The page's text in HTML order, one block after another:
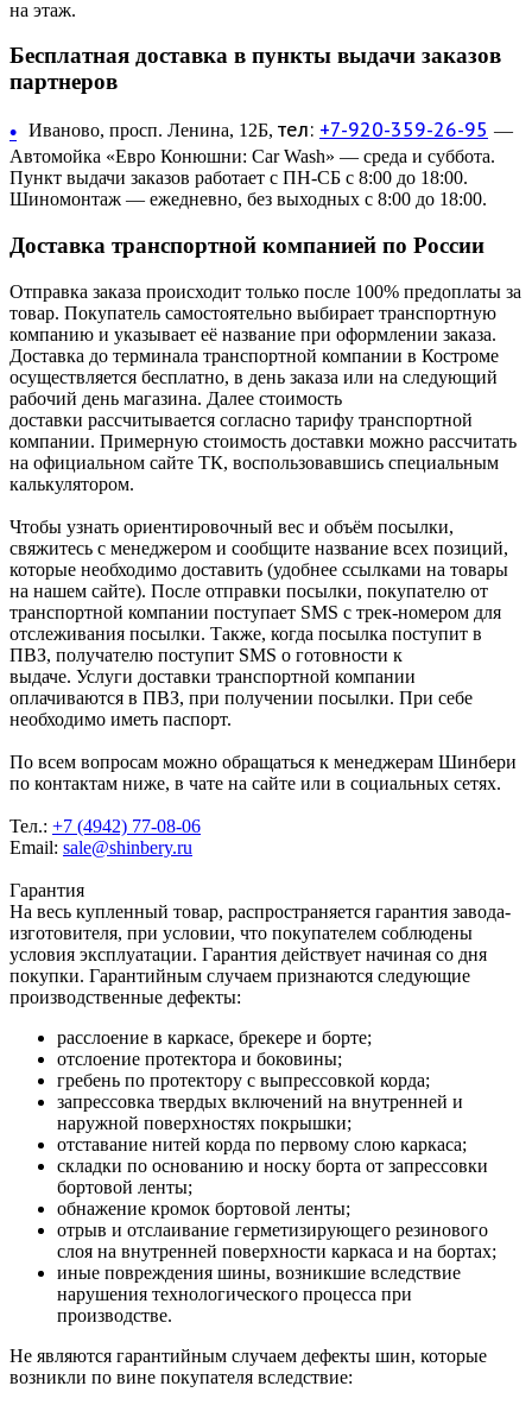
на этаж.
Бесплатная доставка в пункты выдачи заказов
партнеров
• Иваново, просп. Ленина, 12Б, тел: +7-920-359-26-95 —
Автомойка «Евро Конюшни: Car Wash» — среда и суббота.
Пункт выдачи заказов работает с ПН-СБ с 8:00 до 18:00.
Шиномонтаж — ежедневно, без выходных с 8:00 до 18:00.
Доставка транспортной компанией по России
Отправка заказа происходит только после 100% предоплаты за
товар. Покупатель самостоятельно выбирает транспортную
компанию и указывает её название при оформлении заказа.
Доставка до терминала транспортной компании в Костроме
осуществляется бесплатно, в день заказа или на следующий
рабочий день магазина. Далее стоимость
доставки рассчитывается согласно тарифу транспортной
компании. Примерную стоимость доставки можно рассчитать
на официальном сайте ТК, воспользовавшись специальным
калькулятором.
Чтобы узнать ориентировочный вес и объём посылки,
свяжитесь с менеджером и сообщите название всех позиций,
которые необходимо доставить (удобнее ссылками на товары
на нашем сайте). После отправки посылки, покупателю от
транспортной компании поступает SMS с трек-номером для
отслеживания посылки. Также, когда посылка поступит в
ПВЗ, получателю поступит SMS о готовности к
выдаче. Услуги доставки транспортной компании
оплачиваются в ПВЗ, при получении посылки. При себе
необходимо иметь паспорт.
По всем вопросам можно обращаться к менеджерам Шинбери
по контактам ниже, в чате на сайте или в социальных сетях.
Тел.: +7 (4942) 77-08-06
Email: sale@shinbery.ru
Гарантия
На весь купленный товар, распространяется гарантия завода-
изготовителя, при условии, что покупателем соблюдены
условия эксплуатации. Гарантия действует начиная со дня
покупки. Гарантийным случаем признаются следующие
производственные дефекты:
расслоение в каркасе, брекере и борте;
отслоение протектора и боковины;
гребень по протектору с выпрессовкой корда;
запрессовка твердых включений на внутренней и
наружной поверхностях покрышки;
отставание нитей корда по первому слою каркаса;
складки по основанию и носку борта от запрессовки
бортовой ленты;
обнажение кромок бортовой ленты;
отрыв и отслаивание герметизирующего резинового
слоя на внутренней поверхности каркаса и на бортах;
иные повреждения шины, возникшие вследствие
нарушения технологического процесса при
производстве.
Не являются гарантийным случаем дефекты шин, которые
возникли по вине покупателя вследствие: